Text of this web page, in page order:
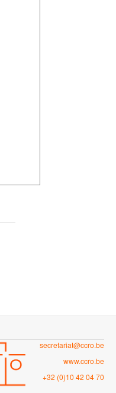
secretariat@ccro.be
www.ccro.be
+32 (0)10 42 04 70